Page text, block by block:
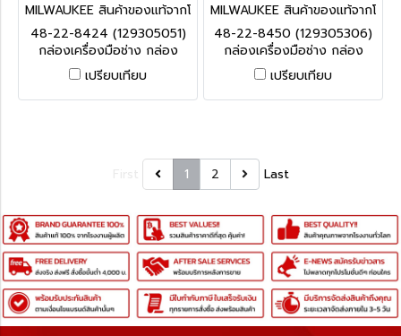
MILWAUKEE สินค้าของแท้จากโ
รงงานผู้ผลิต 48-22-8424 (1
29305051)
48-22-8424 (129305051)
กล่องเครื่องมือช่าง กล่อง
เครื่องมือพลาสติก PACKOUT
ขนาดกลาง MILWAUKEE (มิล
วอคกี้)
เปรียบเทียบ
MILWAUKEE สินค้าของแท้จากโ
รงงานผู้ผลิต 48-22-8450 (1
29305306)
48-22-8450 (129305306)
กล่องเครื่องมือช่าง กล่อง
เครื่องมือพลาสติก PACKOUT
ขนาดกลางพร้อมโฟมตัด
MILWAUKEE (มิลวอคกี้)
เปรียบเทียบ
1 2 Last